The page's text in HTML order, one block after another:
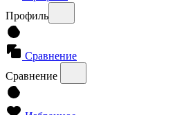
Профиль
Сравнение
Сравнение